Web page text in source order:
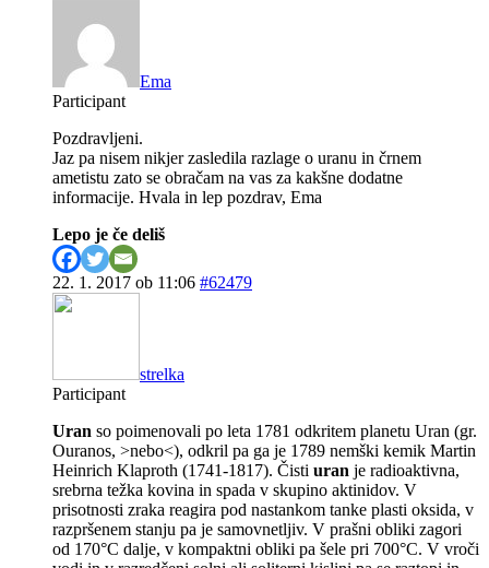
Ema
Participant
Pozdravljeni.
Jaz pa nisem nikjer zasledila razlage o uranu in črnem
ametistu zato se obračam na vas za kakšne dodatne
informacije. Hvala in lep pozdrav, Ema
Lepo je če deliš
22. 1. 2017 ob 11:06 #62479
strelka
Participant
Uran so poimenovali po leta 1781 odkritem planetu Uran (gr.
Ouranos, >nebo<), odkril pa ga je 1789 nemški kemik Martin
Heinrich Klaproth (1741-1817). Čisti uran je radioaktivna,
srebrna težka kovina in spada v skupino aktinidov. V
prisotnosti zraka reagira pod nastankom tanke plasti oksida, v
razpršenem stanju pa je samovnetljiv. V prašni obliki zagori
od 170°C dalje, v kompaktni obliki pa šele pri 700°C. V vroči